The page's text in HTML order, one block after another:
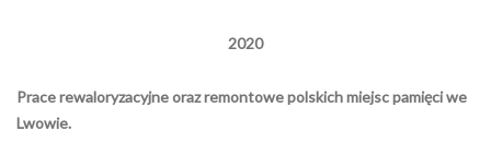
2020
Prace rewaloryzacyjne oraz remontowe polskich miejsc pamięci we
Lwowie.